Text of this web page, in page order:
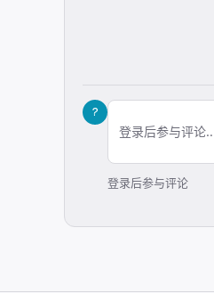
?
登录后参与评论
登录后参与评论